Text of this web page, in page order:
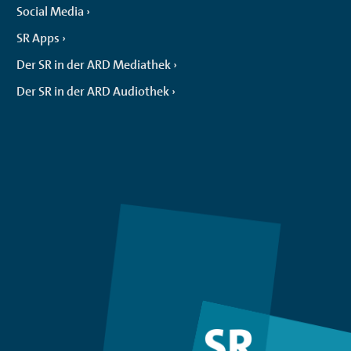
Social Media
SR Apps
Der SR in der ARD Mediathek
Der SR in der ARD Audiothek